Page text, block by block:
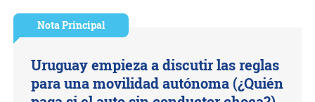
Nota Principal
Uruguay empieza a discutir las reglas
para una movilidad autónoma (¿Quién